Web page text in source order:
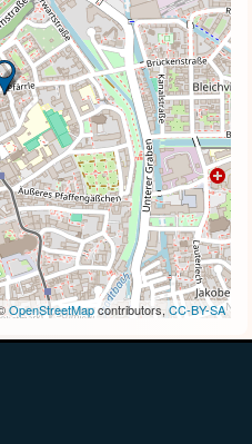
OpenStreetMapcontributors, CC-BY-SA